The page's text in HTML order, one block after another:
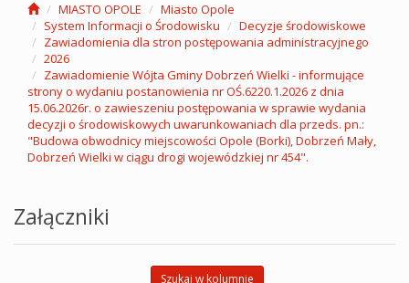
MIASTO OPOLE
Miasto Opole
System Informacji o Środowisku
Decyzje środowiskowe
Zawiadomienia dla stron postępowania administracyjnego
2026
Zawiadomienie Wójta Gminy Dobrzeń Wielki - informujące
strony o wydaniu postanowienia nr OŚ.6220.1.2026 z dnia
15.06.2026r. o zawieszeniu postępowania w sprawie wydania
decyzji o środowiskowych uwarunkowaniach dla przeds. pn.:
"Budowa obwodnicy miejscowości Opole (Borki), Dobrzeń Mały,
Dobrzeń Wielki w ciągu drogi wojewódzkiej nr 454".
Załączniki
Szukaj w kolumnie